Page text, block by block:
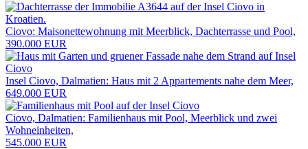
Ciovo: Maisonettewohnung mit Meerblick, Dachterrasse und Pool,
390.000 EUR
Insel Ciovo, Dalmatien: Haus mit 2 Appartements nahe dem Meer,
649.000 EUR
Ciovo, Dalmatien: Familienhaus mit Pool, Meerblick und zwei
Wohneinheiten,
545.000 EUR